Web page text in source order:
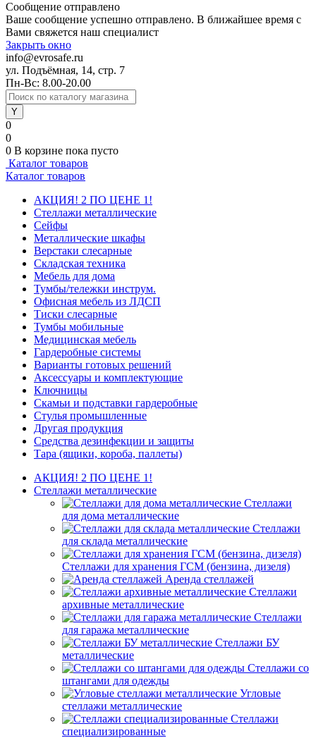
Сообщение отправлено
Ваше сообщение успешно отправлено. В ближайшее время с
Вами свяжется наш специалист
Закрыть окно
info@evrosafe.ru
ул. Подъёмная, 14, стр. 7
Пн-Вс: 8.00-20.00
0
0
0 В корзине пока пусто
Каталог товаров
Каталог товаров
АКЦИЯ! 2 ПО ЦЕНЕ 1!
Стеллажи металлические
Сейфы
Металлические шкафы
Верстаки слесарные
Складская техника
Мебель для дома
Тумбы/тележки инструм.
Офисная мебель из ЛДСП
Тиски слесарные
Тумбы мобильные
Медицинская мебель
Гардеробные системы
Варианты готовых решений
Аксессуары и комплектующие
Ключницы
Скамьи и подставки гардеробные
Стулья промышленные
Другая продукция
Средства дезинфекции и защиты
Тара (ящики, короба, паллеты)
АКЦИЯ! 2 ПО ЦЕНЕ 1!
Стеллажи металлические
Стеллажи
для дома металлические
Стеллажи
для склада металлические
Стеллажи для хранения ГСМ (бензина, дизеля)
Аренда стеллажей
Стеллажи
архивные металлические
Стеллажи
для гаража металлические
Стеллажи БУ
металлические
Стеллажи со
штангами для одежды
Угловые
стеллажи металлические
Стеллажи
специализированные